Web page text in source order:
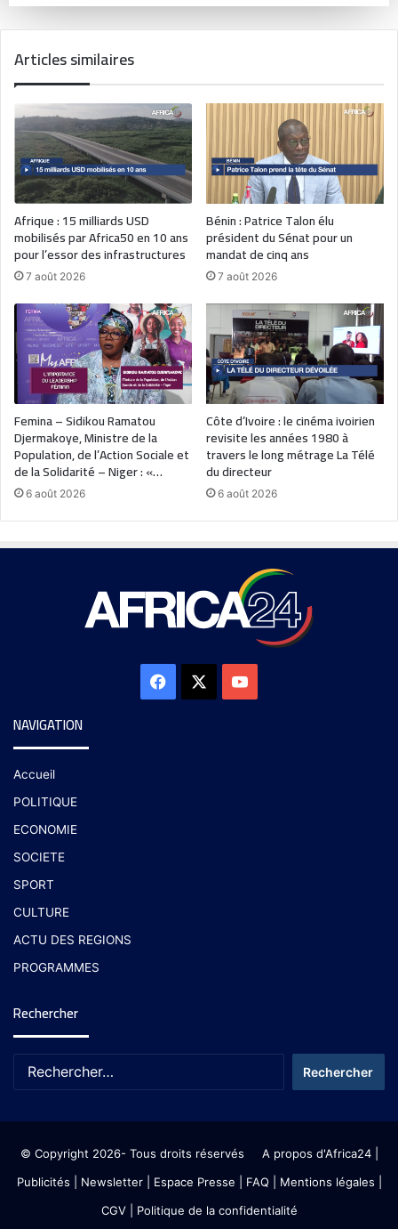
Articles similaires
Afrique : 15 milliards USD
mobilisés par Africa50 en 10 ans
pour l’essor des infrastructures
7 août 2026
Bénin : Patrice Talon élu
président du Sénat pour un
mandat de cinq ans
7 août 2026
Femina – Sidikou Ramatou
Djermakoye, Ministre de la
Population, de l’Action Sociale et
de la Solidarité – Niger : «…
6 août 2026
Côte d’Ivoire : le cinéma ivoirien
revisite les années 1980 à
travers le long métrage La Télé
du directeur
6 août 2026
NAVIGATION
Accueil
POLITIQUE
ECONOMIE
SOCIETE
SPORT
CULTURE
ACTU DES REGIONS
PROGRAMMES
Rechercher
© Copyright 2026- Tous droits réservés A propos d'Africa24|
Publicités
Newsletter| Espace Presse | FAQ | Mentions légales
CGV| Politique de la confidentialité